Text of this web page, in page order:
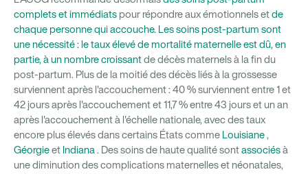
complets et immédiats pour répondre aux émotionnels etde
chaque personne qui accouche. Les soins post-partum sont
une nécessité : le taux élevé de mortalité maternelle est dû, en
partie, à unnombre croissantde décès maternels à la fin du
post-partum. Plus de la moitié des décès liés à la grossesse
surviennent après l'accouchement : 40 % surviennent entre 1 et
42 jours après l'accouchement et 11,7 % entre 43 jours et un an
après l'accouchement à l'échelle nationale, avec des taux
encore plus élevés dans certains États comme Louisiane,
Géorgieet Indiana. Des soins de haute qualité sontassociésà
une diminution des complications maternelles et néonatales,